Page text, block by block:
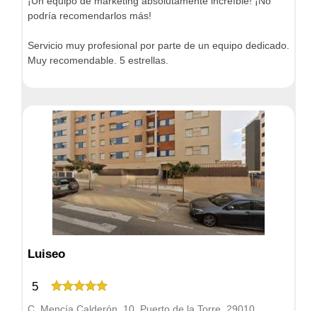
podría recomendarlos más!
Servicio muy profesional por parte de un equipo dedicado.
Muy recomendable. 5 estrellas.
Luiseo
5
C. Mencía Calderón, 10, Puerto de la Torre, 29010